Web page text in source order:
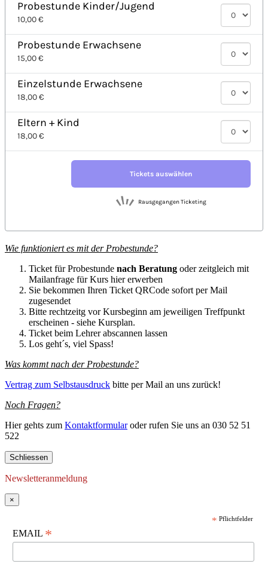
Wie funktioniert es mit der Probestunde?
Ticket für Probestunde nach Beratung oder zeitgleich mit
Mailanfrage für Kurs hier erwerben
Sie bekommen Ihren Ticket QRCode sofort per Mail
zugesendet
Bitte rechtzeitg vor Kursbeginn am jeweiligen Treffpunkt
erscheinen - siehe Kursplan.
Ticket beim Lehrer abscannen lassen
Los geht´s, viel Spass!
Was kommt nach der Probestunde?
Vertrag zum Selbstausdruck bitte per Mail an uns zurück!
Noch Fragen?
Hier gehts zum Kontaktformularoder rufen Sie uns an 030 52 51
522
Schliessen
Newsletteranmeldung
×
* Pflichtfelder
EMAIL *